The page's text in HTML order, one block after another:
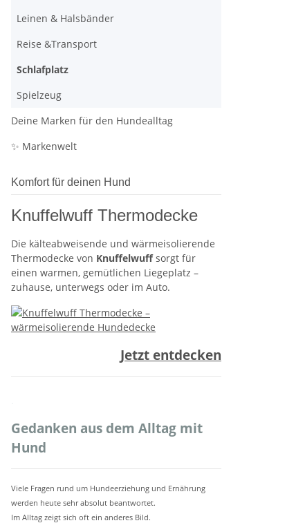
Leinen & Halsbänder
Reise &Transport
Schlafplatz
Spielzeug
Deine Marken für den Hundealltag
✨ Markenwelt
Komfort für deinen Hund
Knuffelwuff Thermodecke
Die kälteabweisende und wärmeisolierende
Thermodecke von Knuffelwuffsorgt für
einen warmen, gemütlichen Liegeplatz –
zuhause, unterwegs oder im Auto.
Jetzt entdecken
Gedanken aus dem Alltag mit
Hund
Viele Fragen rund um Hundeerziehung und Ernährung
werden heute sehr absolut beantwortet.
Im Alltag zeigt sich oft ein anderes Bild.